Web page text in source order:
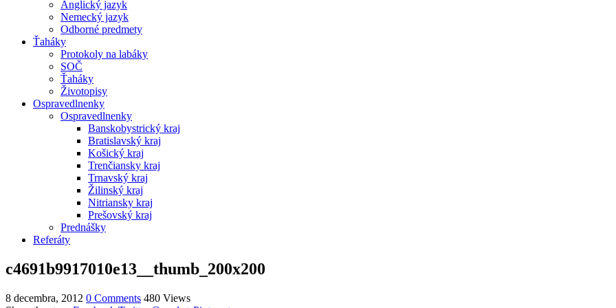
Anglický jazyk
Nemecký jazyk
Odborné predmety
Ťaháky
Protokoly na labáky
SOČ
Ťaháky
Životopisy
Ospravedlnenky
Ospravedlnenky
Banskobystrický kraj
Bratislavský kraj
Košický kraj
Trenčiansky kraj
Trnavský kraj
Žilinský kraj
Nitriansky kraj
Prešovský kraj
Prednášky
Referáty
c4691b9917010e13__thumb_200x200
8 decembra, 2012 0 Comments 480 Views